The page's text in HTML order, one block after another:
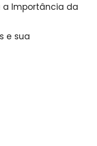
a Importância da
e sua